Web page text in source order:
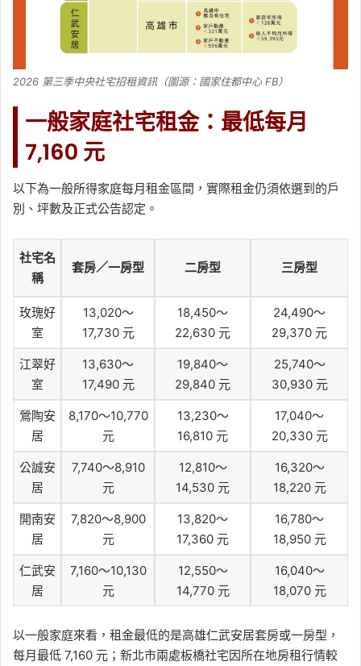
2026 第三季中央社宅招租資訊（圖源：國家住都中心 FB）
一般家庭社宅租金：最低每月
7,160 元
以下為一般所得家庭每月租金區間，實際租金仍須依選到的戶
別、坪數及正式公告認定。
社宅名
稱
套房／一房型 二房型 三房型
玫瑰好
室
13,020～
17,730 元
18,450～
22,630 元
24,490～
29,370 元
江翠好
室
13,630～
17,490 元
19,840～
29,840 元
25,740～
30,930 元
鶯陶安
居
8,170～10,770
元
13,230～
16,810 元
17,040～
20,330 元
公誠安
居
7,740～8,910
元
12,810～
14,530 元
16,320～
18,220 元
開南安
居
7,820～8,900
元
13,820～
17,360 元
16,780～
18,950 元
仁武安
居
7,160～10,130
元
12,550～
14,770 元
16,040～
18,070 元
以一般家庭來看，租金最低的是高雄仁武安居套房或一房型，
每月最低 7,160 元；新北市兩處板橋社宅因所在地房租行情較